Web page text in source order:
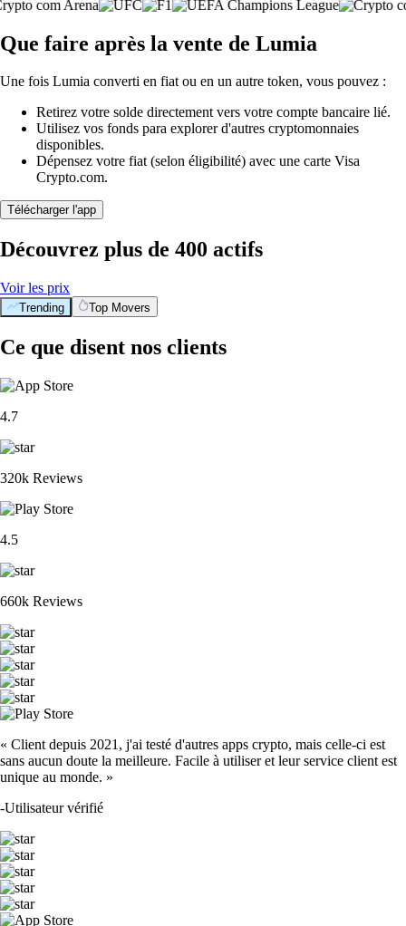
Que faire après la vente de Lumia
Une fois Lumia converti en fiat ou en un autre token, vous pouvez :
Retirez votre solde directement vers votre compte bancaire lié.
Utilisez vos fonds para explorer d'autres cryptomonnaies
disponibles.
Dépensez votre fiat (selon éligibilité) avec une carte Visa
Crypto.com.
Télécharger l'app
Découvrez plus de 400 actifs
Voir les prix
Trending Top Movers
Ce que disent nos clients
4.7
320k Reviews
4.5
660k Reviews
« Client depuis 2021, j'ai testé d'autres apps crypto, mais celle-ci est
sans aucun doute la meilleure. Facile à utiliser et leur service client est
unique au monde. »
-Utilisateur vérifié